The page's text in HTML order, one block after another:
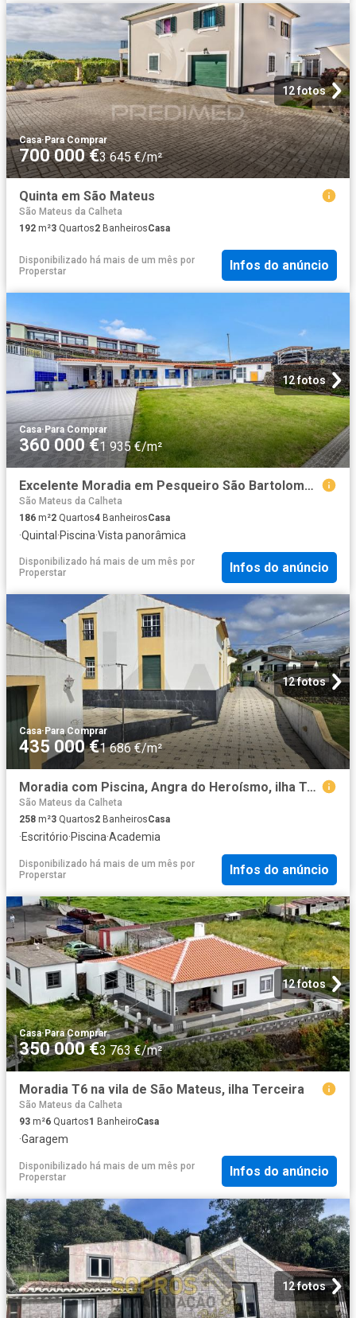
12 fotos
Casa·Para Comprar
700 000 €3 645 €/m²
Quinta em São Mateus
São Mateus da Calheta
192 m²3 Quartos2 BanheirosCasa
Disponibilizado há mais de um mês por
Properstar
Infos do anúncio
12 fotos
Casa·Para Comprar
360 000 €1 935 €/m²
Excelente Moradia em Pesqueiro São Bartolomeu IlhaTerceira
São Mateus da Calheta
186 m²2 Quartos4 BanheirosCasa
·Quintal·Piscina·Vista panorâmica
Disponibilizado há mais de um mês por
Properstar
Infos do anúncio
12 fotos
Casa· Para Comprar
435 000 €1 686 €/m²
Moradia com Piscina, Angra do Heroísmo, ilha Terceira
São Mateus da Calheta
258 m²3 Quartos2 BanheirosCasa
·Escritório·Piscina·Academia
Disponibilizado há mais de um mês por
Properstar
Infos do anúncio
12 fotos
Casa·Para Comprar
350 000 €3 763 €/m²
Moradia T6 na vila de São Mateus, ilha Terceira
São Mateus da Calheta
93 m²6 Quartos1 BanheiroCasa
·Garagem
Disponibilizado há mais de um mês por
Properstar
Infos do anúncio
12 fotos